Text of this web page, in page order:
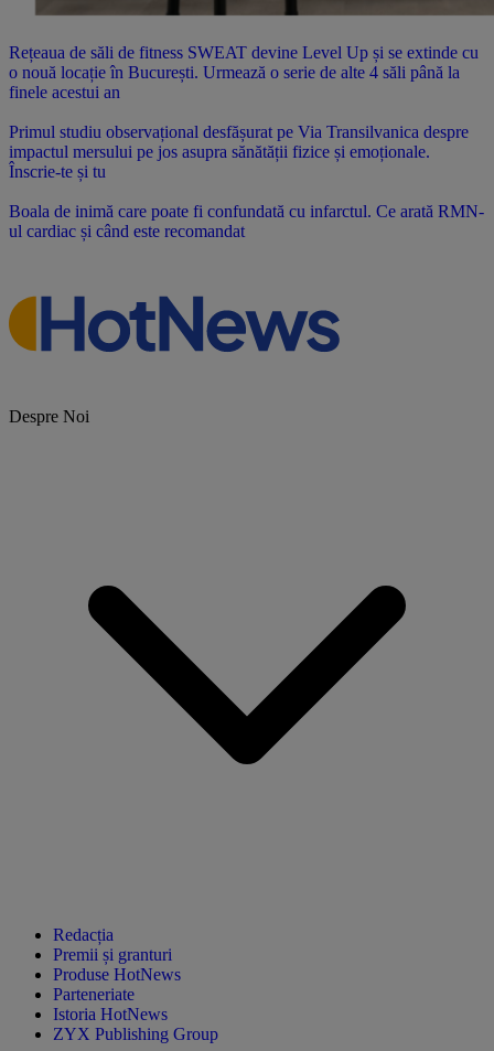
Rețeaua de săli de fitness SWEAT devine Level Up și se extinde cu
o nouă locație în București. Urmează o serie de alte 4 săli până la
finele acestui an
Primul studiu observațional desfășurat pe Via Transilvanica despre
impactul mersului pe jos asupra sănătății fizice și emoționale.
Înscrie-te și tu
Boala de inimă care poate fi confundată cu infarctul. Ce arată RMN-
ul cardiac și când este recomandat
Despre Noi
Redacția
Premii și granturi
Produse HotNews
Parteneriate
Istoria HotNews
ZYX Publishing Group